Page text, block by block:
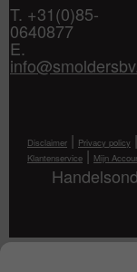
T. +31(0)85-
0640877
E.
Disclaimer | Privacy policy |
Klantenservice | Mijn